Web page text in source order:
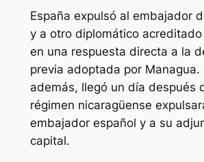
España expulsó al embajador
y a otro diplomático
en una respuesta directa a la
previa adoptada por Managua.
además, llegó un día después
régimen nicaragüense
embajador español y a su
capital.